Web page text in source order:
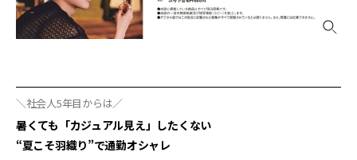
＼社会人5年目からは／
暑くても「カジュアル見え」したくない
“夏こそ羽織り”で通勤オシャレ